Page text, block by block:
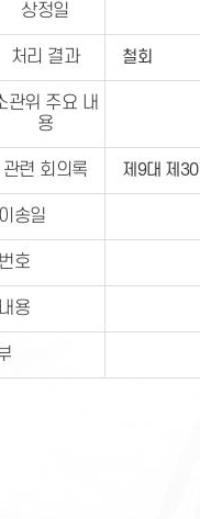
상정일
처리 결과 철회
관위 주요 내
용
관련 회의록 제9대 제
송일
호
용